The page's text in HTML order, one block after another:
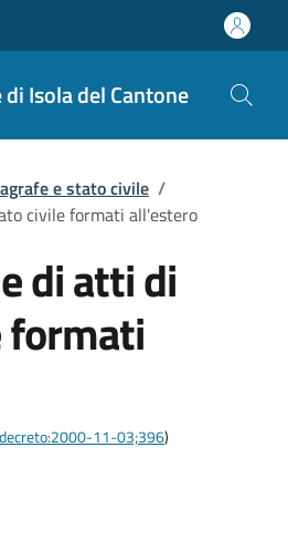
di Isola del Cantone
e stato civile /
civile formati all'estero
di atti di
11-03;396)